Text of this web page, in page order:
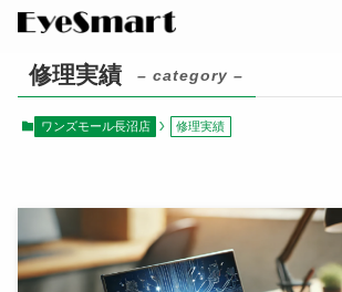
修理実績 – category –
ワンズモール長沼店 修理実績